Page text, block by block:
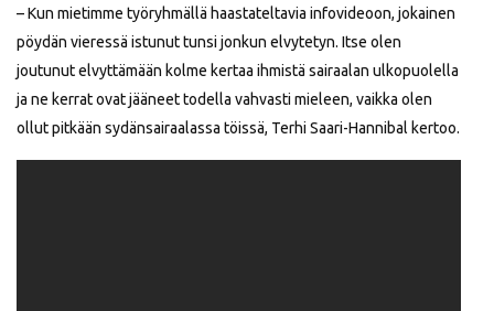
– Kun mietimme työryhmällä haastateltavia infovideoon, jokainen
pöydän vieressä istunut tunsi jonkun elvytetyn. Itse olen
joutunut elvyttämään kolme kertaa ihmistä sairaalan ulkopuolella
ja ne kerrat ovat jääneet todella vahvasti mieleen, vaikka olen
ollut pitkään sydänsairaalassa töissä, Terhi Saari-Hannibal kertoo.